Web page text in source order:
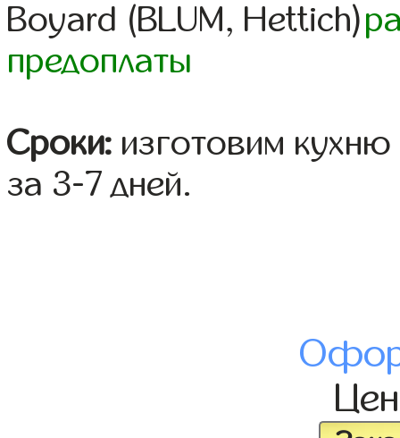
Boyard (BLUM, Hettich)
предоплаты
Сроки: изготовим
за 3-7 дней.